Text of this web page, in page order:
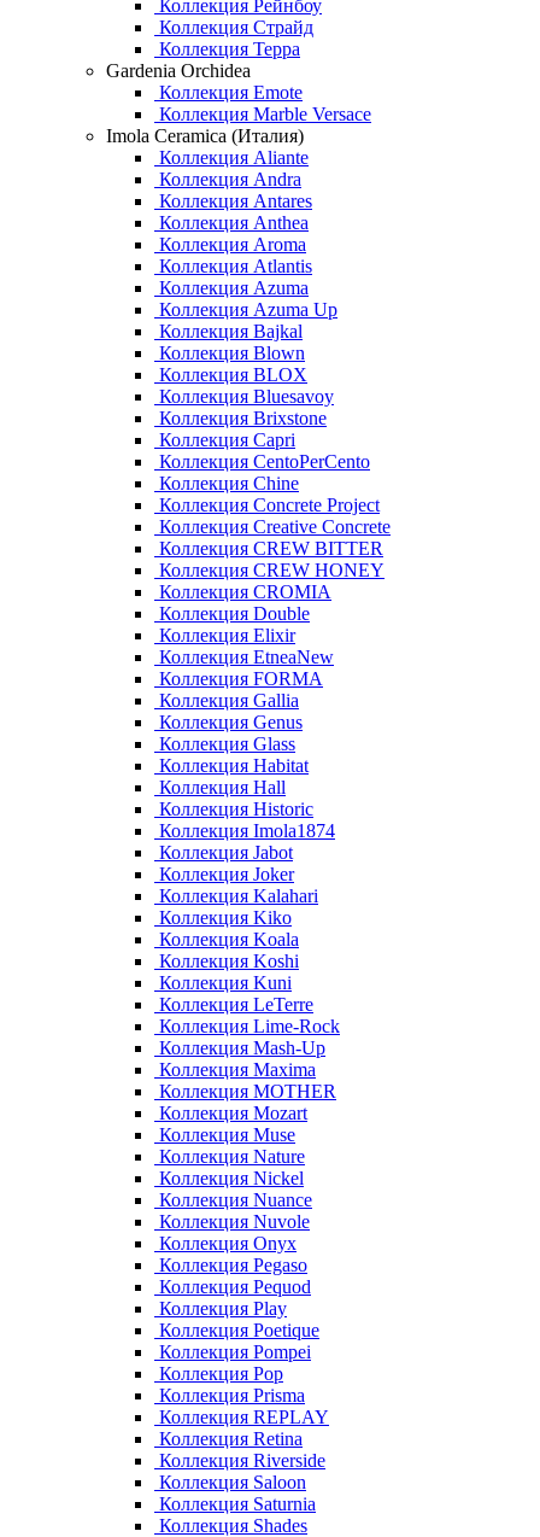
Коллекция Рейнбоу
Коллекция Страйд
Коллекция Терра
Gardenia Orchidea
Коллекция Emote
Коллекция Marble Versace
Imola Ceramica (Италия)
Коллекция Aliante
Коллекция Andra
Коллекция Antares
Коллекция Anthea
Коллекция Aroma
Коллекция Atlantis
Коллекция Azuma
Коллекция Azuma Up
Коллекция Bajkal
Коллекция Blown
Коллекция BLOX
Коллекция Bluesavoy
Коллекция Brixstone
Коллекция Capri
Коллекция CentoPerCento
Коллекция Chine
Коллекция Concrete Project
Коллекция Creative Concrete
Коллекция CREW BITTER
Коллекция CREW HONEY
Коллекция CROMIA
Коллекция Double
Коллекция Elixir
Коллекция EtneaNew
Коллекция FORMA
Коллекция Gallia
Коллекция Genus
Коллекция Glass
Коллекция Habitat
Коллекция Hall
Коллекция Historic
Коллекция Imola1874
Коллекция Jabot
Коллекция Joker
Коллекция Kalahari
Коллекция Kiko
Коллекция Koala
Коллекция Koshi
Коллекция Kuni
Коллекция LeTerre
Коллекция Lime-Rock
Коллекция Mash-Up
Коллекция Maxima
Коллекция MOTHER
Коллекция Mozart
Коллекция Muse
Коллекция Nature
Коллекция Nickel
Коллекция Nuance
Коллекция Nuvole
Коллекция Onyx
Коллекция Pegaso
Коллекция Pequod
Коллекция Play
Коллекция Poetique
Коллекция Pompei
Коллекция Pop
Коллекция Prisma
Коллекция REPLAY
Коллекция Retina
Коллекция Riverside
Коллекция Saloon
Коллекция Saturnia
Коллекция Shades